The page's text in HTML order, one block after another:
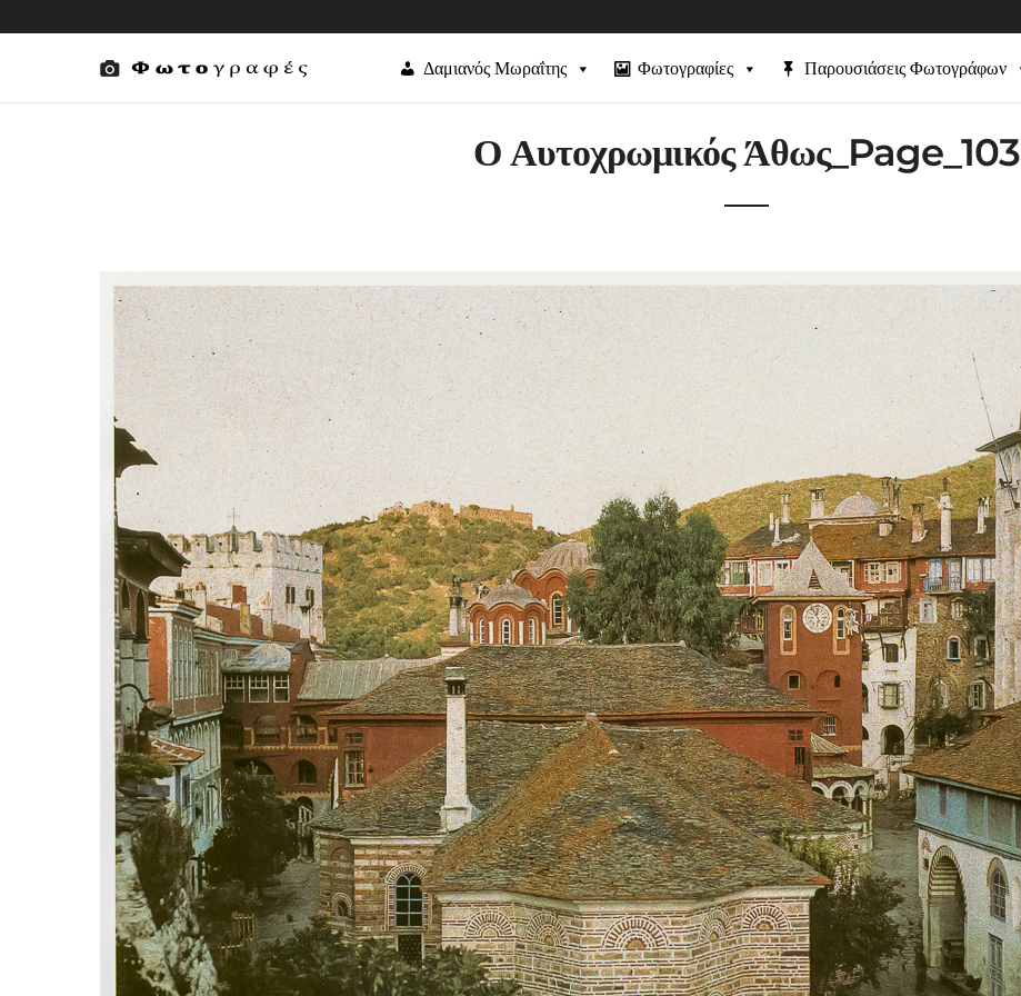
Δαμιανός Μωραΐτης Φωτογραφίες Παρουσιάσεις Φωτογράφων
Ο Αυτοχρωμικός Άθως_Page_103